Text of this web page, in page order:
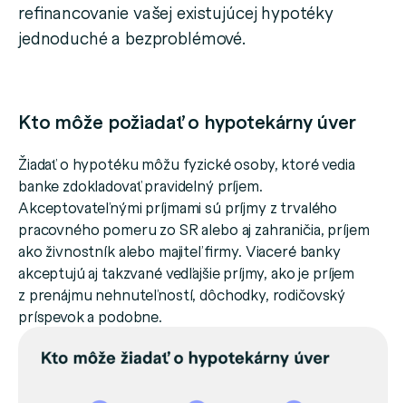
refinancovanie vašej existujúcej hypotéky
jednoduché a bezproblémové.
Kto môže požiadať o hypotekárny úver
Žiadať o hypotéku môžu fyzické osoby, ktoré vedia
banke zdokladovať pravidelný príjem.
Akceptovateľnými príjmami sú príjmy z trvalého
pracovného pomeru zo SR alebo aj zahraničia, príjem
ako živnostník alebo majiteľ firmy. Viaceré banky
akceptujú aj takzvané vedľajšie príjmy, ako je príjem
z prenájmu nehnuteľností, dôchodky, rodičovský
príspevok a podobne.